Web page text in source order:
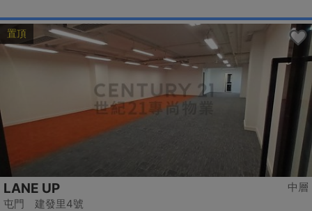
置頂
中層
LANE UP
屯門 建發里4號